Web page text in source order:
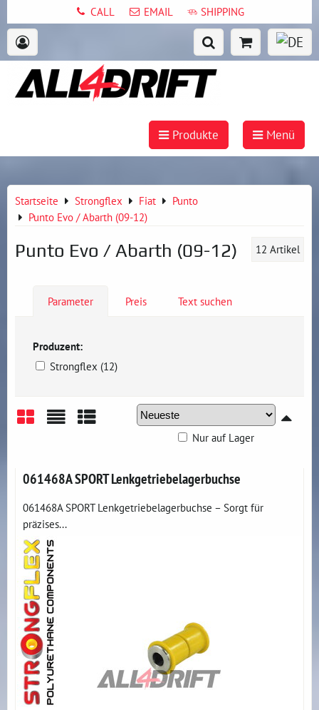
CALL EMAIL SHIPPING
Produkte Menü
Startseite Strongflex Fiat
Punto
Punto Evo / Abarth (09-12)
Punto Evo / Abarth (09-12) 12 Artikel
Parameter Preis Text suchen
Produzent:
Strongflex (12)
Nur auf Lager
061468A SPORT Lenkgetriebelagerbuchse
061468A SPORT Lenkgetriebelagerbuchse – Sorgt für
präzises...